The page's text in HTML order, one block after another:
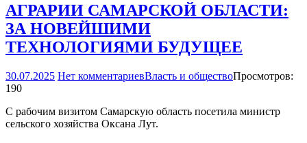
АГРАРИИ САМАРСКОЙ ОБЛАСТИ:
ЗА НОВЕЙШИМИ
ТЕХНОЛОГИЯМИ БУДУЩЕЕ
30.07.2025 Нет комментариевВласть и обществоПросмотров:
190
С рабочим визитом Самарскую область посетила министр
сельского хозяйства Оксана Лут.